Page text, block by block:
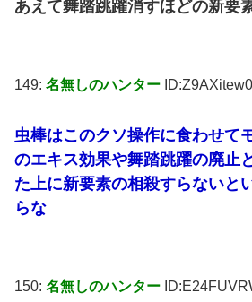
あえて舞踏跳躍消すほどの新要
149: 名無しのハンター ID:Z9AXitew0
虫棒はこのクソ操作に食わせて
のエキス効果や舞踏跳躍の廃止
た上に新要素の相殺すらないと
らな
150: 名無しのハンター